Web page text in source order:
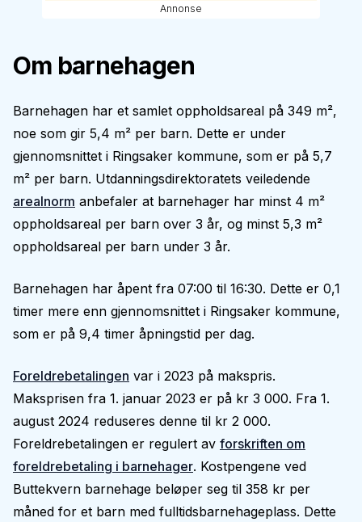
Annonse
Om barnehagen
Barnehagen har et samlet oppholdsareal på 349 m²,
noe som gir 5,4 m² per barn. Dette er under
gjennomsnittet i Ringsaker kommune, som er på 5,7
m² per barn. Utdanningsdirektoratets veiledende
arealnorm anbefaler at barnehager har minst 4 m²
oppholdsareal per barn over 3 år, og minst 5,3 m²
oppholdsareal per barn under 3 år.
Barnehagen har åpent fra 07:00 til 16:30. Dette er 0,1
timer mere enn gjennomsnittet i Ringsaker kommune,
som er på 9,4 timer åpningstid per dag.
Foreldrebetalingen var i 2023 på makspris.
Maksprisen fra 1. januar 2023 er på kr 3 000. Fra 1.
august 2024 reduseres denne til kr 2 000.
Foreldrebetalingen er regulert av forskriften om
foreldrebetaling i barnehager. Kostpengene ved
Buttekvern barnehage beløper seg til 358 kr per
måned for et barn med fulltidsbarnehageplass. Dette